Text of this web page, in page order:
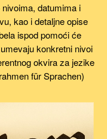
datumima i
kao i detaljne opise
ispod pomoći će
konkretni nivoi
okvira za jezike
für Sprachen)